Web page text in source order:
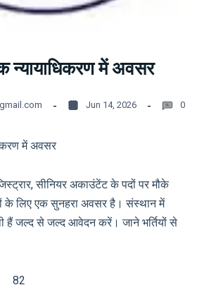
न्यायाधिकरण में अवसर
Jun 14, 2026 0
में अवसर
सीनियर अकाउंटेंट के पदों पर मौके
के लिए एक सुनहरा अवसर है। संस्थान में
हैं जल्द से जल्द आवेदन करें। जाने भर्तियों से
82